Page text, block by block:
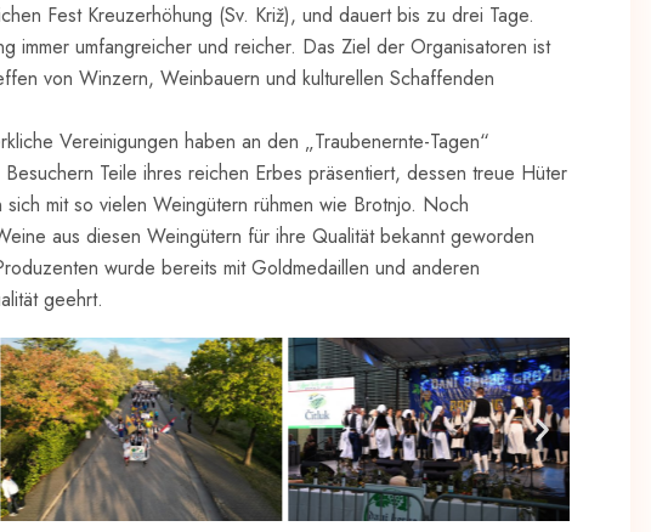
Fest Kreuzerhöhung (Sv. Križ), und dauert bis zu drei Tage.
immer umfangreicher und reicher. Das Ziel der Organisatoren ist
von Winzern, Weinbauern und kulturellen Schaffenden
Vereinigungen haben an den „Traubenernte-Tagen“
Teile ihres reichen Erbes präsentiert, dessen treue Hüter
mit so vielen Weingütern rühmen wie Brotnjo. Noch
aus diesen Weingütern für ihre Qualität bekannt geworden
wurde bereits mit Goldmedaillen und anderen
geehrt.